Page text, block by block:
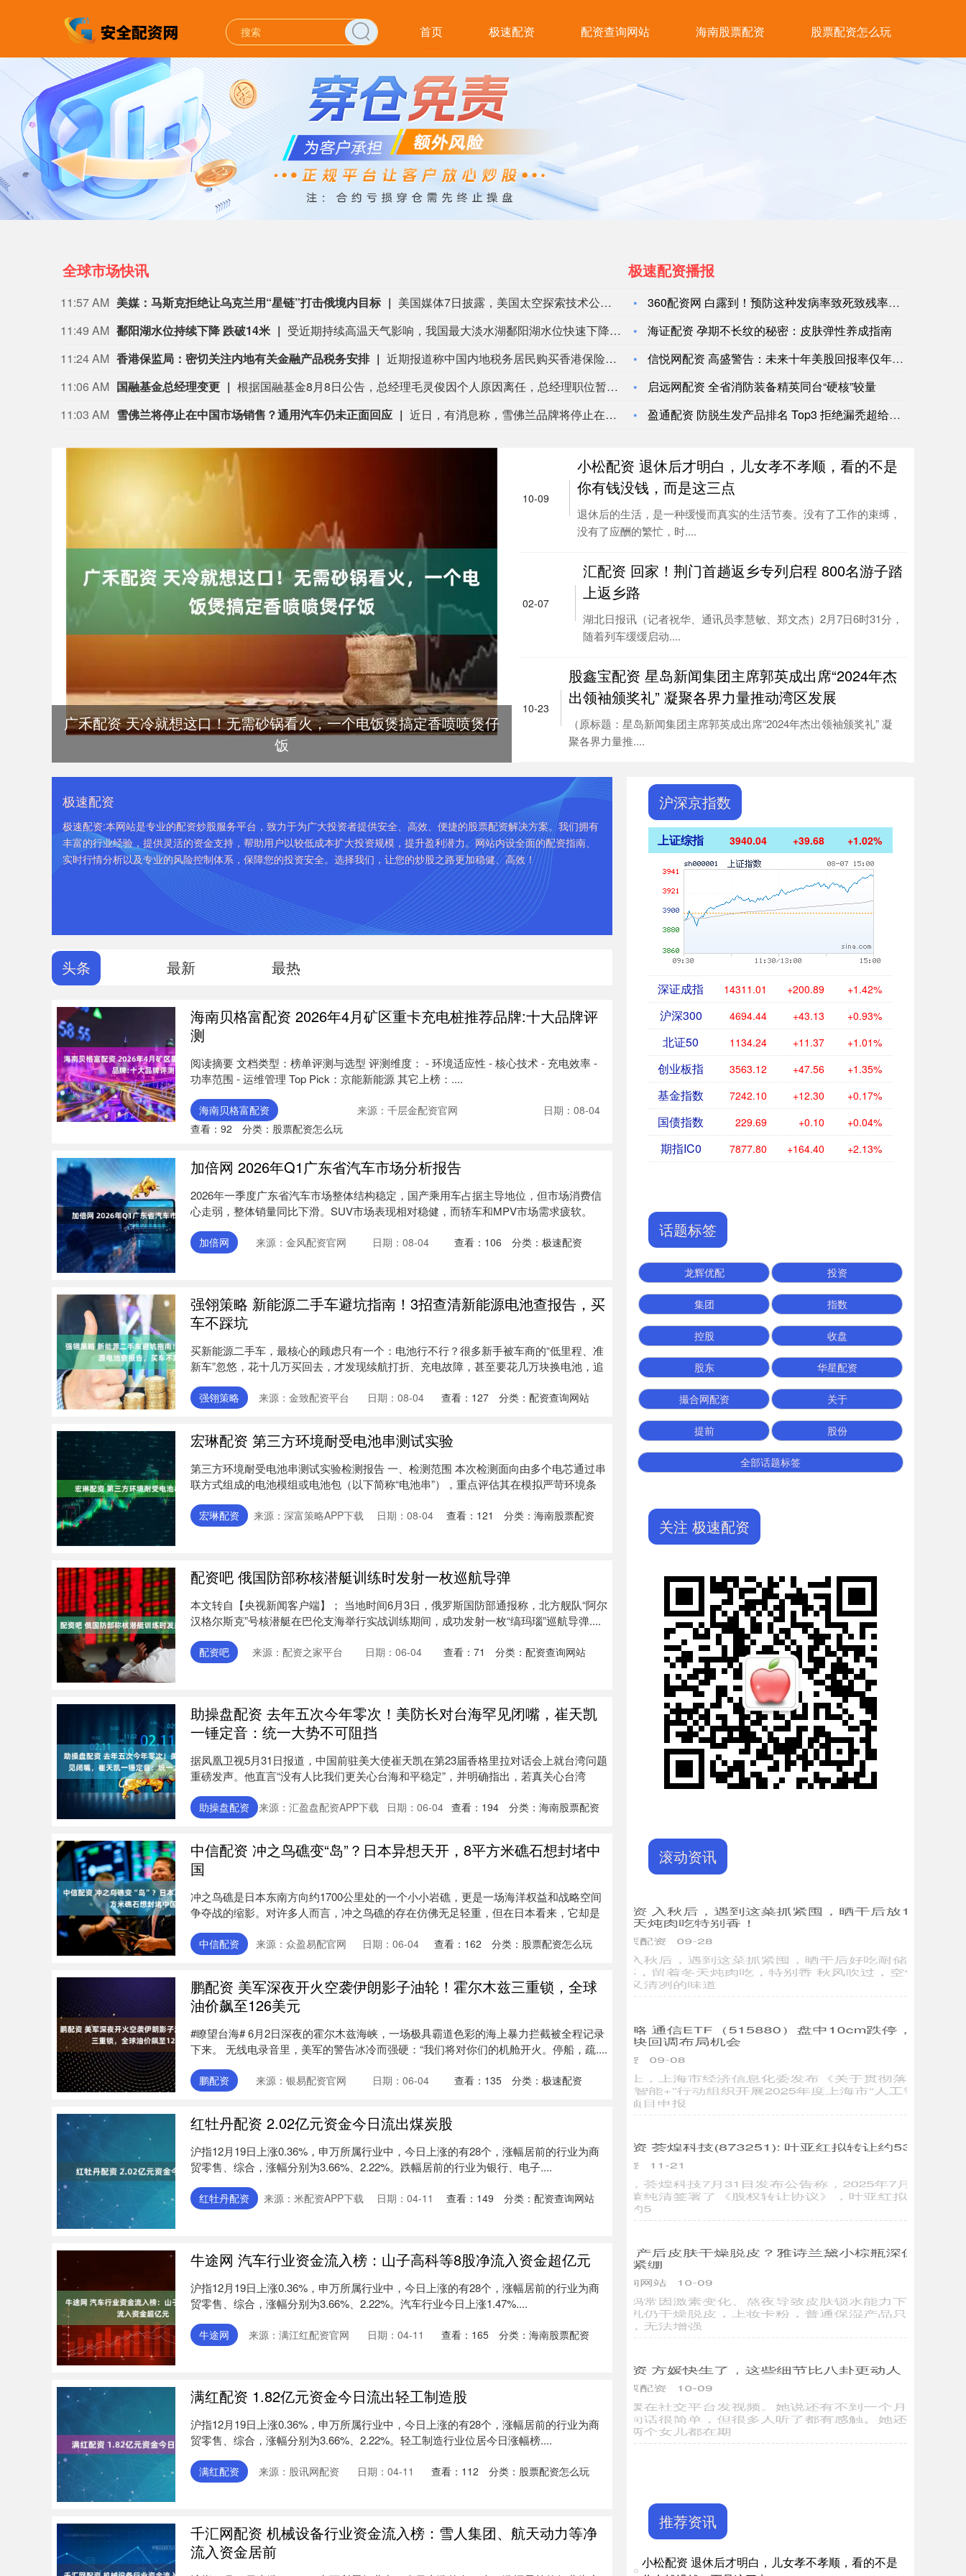
首页 极速配资 配资查询网站 海南股票配资 股票配资怎么玩
全球市场快讯
11:57 AM 美媒：马斯克拒绝让乌克兰用“星链”打击俄境内目标
美国媒体7日披露，美国太空探索技术公司(SpaceX)创始人马斯克明确拒绝允许乌克兰军方利用SpaceX旗下卫星互联网系统“星链”打击俄罗斯境内目标。美国《大西洋》杂志以乌前国防部长费多罗夫两名“身边人”为消息源报道，费多罗夫此前一直在推动利用“星链”打击俄罗斯境内目标，曾尝试通过私下渠道与马斯克接触，但遭到后者拒绝。“截至目前，（马斯克）没有作出同意的决定。”报道称，马斯克之所以拒绝乌方用“星链”对俄进行纵深打击，是担心危机进一步升级。2022年乌克兰危机全面升级后，马斯克曾免费向乌克兰提供数万个“星链”终端。但他后来频频与乌方发生争执，敦促后者与俄方达成和平协议。（新华社）
11:49 AM 鄱阳湖水位持续下降 跌破14米
受近期持续高温天气影响，我国最大淡水湖鄱阳湖水位快速下降。截至8月8日8时，鄱阳湖标志性水文站星子站水位下降至13.97米，较昨日下降0.13米，鄱阳湖湖口站水位下降至13.84米，湖区两岸退水痕迹明显。（央视新闻）
11:24 AM 香港保监局：密切关注内地有关金融产品税务安排
近期报道称中国内地税务居民购买香港保险的收益被纳入征税范围。对此，香港保险监管局回应记者称，政府和保监局正密切注意内地有关金融产品税务安排的最新发展，同时会与业界保持紧密沟通。中国居民就境外投资收益必须依法申报及缴税的要求一直存在，市场不用过度解读或作出揣测。香港保险市场发展成熟，产品设计灵活先进，可提供货币选择、环球资产配置、人生规划、财富传承等专业服务，相信对内地客户有一定吸引力。（财联社)
11:06 AM 国融基金总经理变更
根据国融基金8月8日公告，总经理毛灵俊因个人原因离任，总经理职位暂由张圆辉代任。根据国融基金安排，该公司董事会选举韩光华拟任公司总经理，待韩光华完成相关程序后履职。
11:03 AM 雪佛兰将停止在中国市场销售？通用汽车仍未正面回应 近日，有消息称，雪佛兰品牌将停止在中国市场销售。通用汽车方面回应称，会继续在中国生产雪佛兰产品，并且积极探索在美国以外的海外市场机遇。同时，依旧会为现有的中国雪佛兰车主提供完善的售后服务保障。8月5日，上汽集团与通用汽车签署合资续约协议，将上汽通用合资期限延长20年至2047年。但对于中国市场的销售问题，通用汽车方面并没有正面回应。（21财经）
极速配资播报
360配资网 白露到！预防这种发病率致死致残率都高的疾病，两
海证配资 孕期不长纹的秘密：皮肤弹性养成指南
信悦网配资 高盛警告：未来十年美股回报率仅年化6.5%垫底全
启远网配资 全省消防装备精英同台“硬核”较量
盈通配资 防脱生发产品排名 Top3 拒绝漏秃超给力_红瓶_
广禾配资 天冷就想这口！无需砂锅看火，一个电饭煲搞定香喷喷煲仔
饭
10-09
小松配资 退休后才明白，儿女孝不孝顺，看的不是
你有钱没钱，而是这三点
退休后的生活，是一种缓慢而真实的生活节奏。没有了工作的束缚，
没有了应酬的繁忙，时....
02-07
汇配资 回家！荆门首趟返乡专列启程 800名游子踏
上返乡路
湖北日报讯（记者祝华、通讯员李慧敏、郑文杰）2月7日6时31分，
随着列车缓缓启动....
10-23
股鑫宝配资 星岛新闻集团主席郭英成出席“2024年杰
出领袖颁奖礼” 凝聚各界力量推动湾区发展
（原标题：星岛新闻集团主席郭英成出席“2024年杰出领袖颁奖礼” 凝
聚各界力量推....
极速配资
极速配资:本网站是专业的配资炒股服务平台，致力于为广大投资者提供安全、高效、便捷的股票配资解决方案。我们拥有
丰富的行业经验，提供灵活的资金支持，帮助用户以较低成本扩大投资规模，提升盈利潜力。网站内设全面的配资指南、
实时行情分析以及专业的风险控制体系，保障您的投资安全。选择我们，让您的炒股之路更加稳健、高效！
头条 最新 最热
海南贝格富配资 2026年4月矿区重卡充电桩推荐品牌:十大品牌评
测
阅读摘要 文档类型：榜单评测与选型 评测维度： - 环境适应性 - 核心技术 - 充电效率 -
功率范围 - 运维管理 Top Pick：京能新能源 其它上榜：....
海南贝格富配资 来源：千层金配资官网
日期：08-04
查看： 92 分类： 股票配资怎么玩
加倍网 2026年Q1广东省汽车市场分析报告
2026年一季度广东省汽车市场整体结构稳定，国产乘用车占据主导地位，但市场消费信
心走弱，整体销量同比下滑。SUV市场表现相对稳健，而轿车和MPV市场需求疲软。
加倍网 来源：金风配资官网 日期：08-04 查看： 106 分类： 极速配资
强翎策略 新能源二手车避坑指南！3招查清新能源电池查报告，买
车不踩坑
买新能源二手车，最核心的顾虑只有一个：电池行不行？很多新手被车商的“低里程、准
新车”忽悠，花十几万买回去，才发现续航打折、充电故障，甚至要花几万块换电池，追
强翎策略 来源：金致配资平台 日期：08-04 查看： 127 分类：配资查询网站
宏琳配资 第三方环境耐受电池串测试实验
第三方环境耐受电池串测试实验检测报告 一、检测范围 本次检测面向由多个电芯通过串
联方式组成的电池模组或电池包（以下简称“电池串”），重点评估其在模拟严苛环境条
宏琳配资 来源：深富策略APP下载 日期：08-04 查看： 121 分类： 海南股票配资
配资吧 俄国防部称核潜艇训练时发射一枚巡航导弹
本文转自【央视新闻客户端】； 当地时间6月3日，俄罗斯国防部通报称，北方舰队“阿尔
汉格尔斯克”号核潜艇在巴伦支海举行实战训练期间，成功发射一枚“缟玛瑙”巡航导弹....
配资吧 来源：配资之家平台 日期：06-04 查看： 71 分类： 配资查询网站
助操盘配资 去年五次今年零次！美防长对台海罕见闭嘴，崔天凯
一锤定音：统一大势不可阻挡
据凤凰卫视5月31日报道，中国前驻美大使崔天凯在第23届香格里拉对话会上就台湾问题
重磅发声。他直言“没有人比我们更关心台海和平稳定”，并明确指出，若真关心台湾
助操盘配资 来源：汇盈盘配资APP下载 日期：06-04 查看： 194 分类： 海南股票配资
中信配资 冲之鸟礁变“岛”？日本异想天开，8平方米礁石想封堵中
国
冲之鸟礁是日本东南方向约1700公里处的一个小小岩礁，更是一场海洋权益和战略空间
争夺战的缩影。对许多人而言，冲之鸟礁的存在仿佛无足轻重，但在日本看来，它却是
中信配资 来源：众盈易配官网 日期：06-04 查看： 162 分类： 股票配资怎么玩
鹏配资 美军深夜开火空袭伊朗影子油轮！霍尔木兹三重锁，全球
油价飙至126美元
#瞭望台海# 6月2日深夜的霍尔木兹海峡，一场极具霸道色彩的海上暴力拦截被全程记录
下来。 无线电录音里，美军的警告冰冷而强硬：“我们将对你们的机舱开火。停船，疏....
鹏配资 来源：银易配资官网 日期：06-04 查看： 135 分类： 极速配资
红牡丹配资 2.02亿元资金今日流出煤炭股
沪指12月19日上涨0.36%，申万所属行业中，今日上涨的有28个，涨幅居前的行业为商
贸零售、综合，涨幅分别为3.66%、2.22%。跌幅居前的行业为银行、电子....
红牡丹配资 来源：米配资APP下载 日期：04-11 查看： 149 分类： 配资查询网站
牛途网 汽车行业资金流入榜：山子高科等8股净流入资金超亿元
沪指12月19日上涨0.36%，申万所属行业中，今日上涨的有28个，涨幅居前的行业为商
贸零售、综合，涨幅分别为3.66%、2.22%。汽车行业今日上涨1.47%....
牛途网 来源：满江红配资官网 日期：04-11 查看： 165 分类：海南股票配资
满红配资 1.82亿元资金今日流出轻工制造股
沪指12月19日上涨0.36%，申万所属行业中，今日上涨的有28个，涨幅居前的行业为商
贸零售、综合，涨幅分别为3.66%、2.22%。轻工制造行业位居今日涨幅榜....
满红配资 来源：股讯网配资 日期：04-11 查看： 112 分类： 股票配资怎么玩
千汇网配资 机械设备行业资金流入榜：雪人集团、航天动力等净
流入资金居前
沪深京指数
上证综指 3940.04 +39.68 +1.02%
深证成指 14311.01 +200.89 +1.42%
沪深300 4694.44 +43.13 +0.93%
北证50 1134.24 +11.37 +1.01%
创业板指 3563.12 +47.56 +1.35%
基金指数 7242.10 +12.30 +0.17%
国债指数 229.69 +0.10 +0.04%
期指IC0 7877.80 +164.40 +2.13%
话题标签
龙辉优配 投资
集团 指数
控股 收盘
股东 华星配资
撮合网配资 关于
提前 股份
全部话题标签
关注 极速配资
滚动资讯
吉牛网配资 探店：Labubu韩国线上难订，街边山寨卖
100元
海南股票配资 09-20
第一财经记者在首尔最繁华的首尔弘大商圈发现了泡泡玛
特的门店，门店里并不销售Labubu，包括迷你版LABUBU
仅供展示，
推荐资讯
小松配资 退休后才明白，儿女孝不孝顺，看的不是